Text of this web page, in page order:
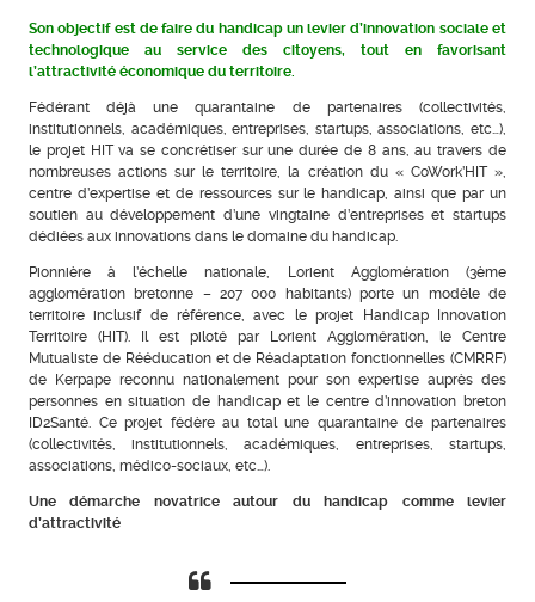
Son objectif est de faire du handicap un levier d’innovation sociale et
technologique au service des citoyens, tout en favorisant
l’attractivité économique du territoire.
Fédérant déjà une quarantaine de partenaires (collectivités,
institutionnels, académiques, entreprises, startups, associations, etc…),
le projet HIT va se concrétiser sur une durée de 8 ans, au travers de
nombreuses actions sur le territoire, la création du « CoWork’HIT »,
centre d’expertise et de ressources sur le handicap, ainsi que par un
soutien au développement d’une vingtaine d’entreprises et startups
dédiées aux innovations dans le domaine du handicap.
Pionnière à l’échelle nationale, Lorient Agglomération (3ème
agglomération bretonne – 207 000 habitants) porte un modèle de
territoire inclusif de référence, avec le projet Handicap Innovation
Territoire (HIT). Il est piloté par Lorient Agglomération, le Centre
Mutualiste de Rééducation et de Réadaptation fonctionnelles (CMRRF)
de Kerpape reconnu nationalement pour son expertise auprès des
personnes en situation de handicap et le centre d’innovation breton
ID2Santé. Ce projet fédère au total une quarantaine de partenaires
(collectivités, institutionnels, académiques, entreprises, startups,
associations, médico-sociaux, etc…).
Une démarche novatrice autour du handicap comme levier
d’attractivité